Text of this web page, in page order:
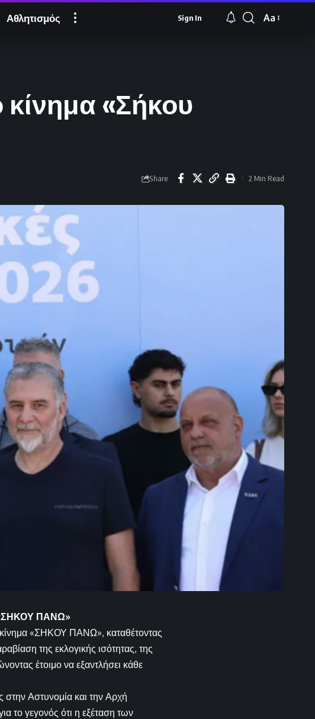
Αθλητισμός Sign In
Font
Aa
«Σήκου
Share 2 Min Read
«ΣΗΚΟΥ ΠΑΝΩ»
κίνημα «ΣΗΚΟΥ ΠΑΝΩ», καταθέτοντας
της εκλογικής ισότητας, της
έτοιμο να εξαντλήσει κάθε
Αστυνομία και την Αρχή
το γεγονός ότι η εξέταση των